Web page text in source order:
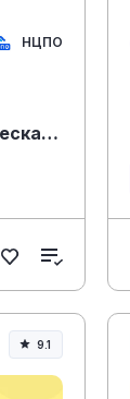
НЦПО
9.1